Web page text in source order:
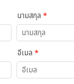
นามสกุล *
อีเมล *